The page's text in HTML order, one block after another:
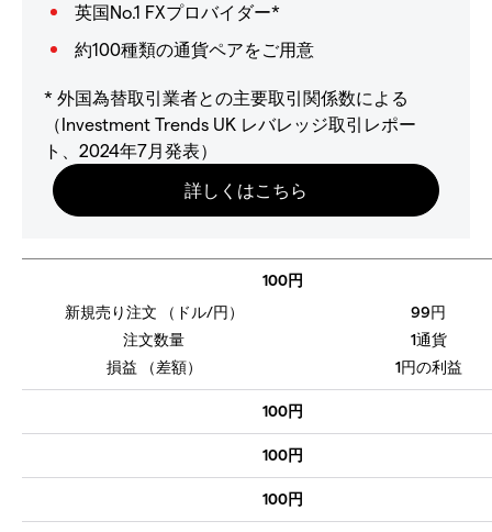
英国No.1 FXプロバイダー*
約100種類の通貨ペアをご用意
* 外国為替取引業者との主要取引関係数による
（Investment Trends UK レバレッジ取引レポー
ト、2024年7月発表）
100円
99円
1通貨
1円の利益
100円
100円
100円